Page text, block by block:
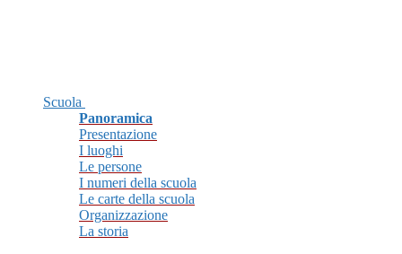
Scuola
Panoramica
Presentazione
I luoghi
Le persone
I numeri della scuola
Le carte della scuola
Organizzazione
La storia